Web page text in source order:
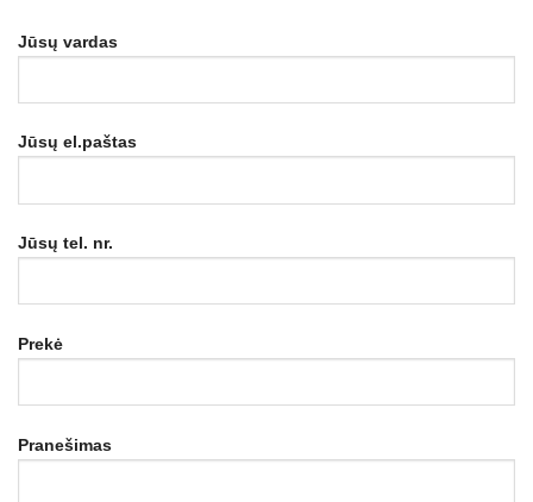
Jūsų vardas
Jūsų el.paštas
Jūsų tel. nr.
Prekė
Pranešimas